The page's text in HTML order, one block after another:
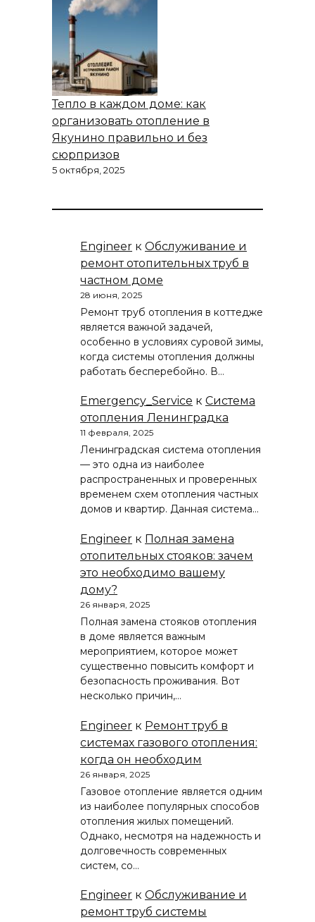
Тепло в каждом доме: как
организовать отопление в
Якунино правильно и без
сюрпризов
5 октября, 2025
Engineer к Обслуживание и
ремонт отопительных труб в
частном доме
28 июня, 2025
Ремонт труб отопления в коттедже
является важной задачей,
особенно в условиях суровой зимы,
когда системы отопления должны
работать бесперебойно. В…
Emergency_Service к Система
отопления Ленинградка
11 февраля, 2025
Ленинградская система отопления
— это одна из наиболее
распространенных и проверенных
временем схем отопления частных
домов и квартир. Данная система…
Engineer к Полная замена
отопительных стояков: зачем
это необходимо вашему
дому?
26 января, 2025
Полная замена стояков отопления
в доме является важным
мероприятием, которое может
существенно повысить комфорт и
безопасность проживания. Вот
несколько причин,…
Engineer к Ремонт труб в
системах газового отопления:
когда он необходим
26 января, 2025
Газовое отопление является одним
из наиболее популярных способов
отопления жилых помещений.
Однако, несмотря на надежность и
долговечность современных
систем, со…
Engineer к Обслуживание и
ремонт труб системы